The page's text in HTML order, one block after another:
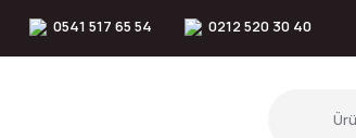
0541 517 65 54 0212 520 30 40